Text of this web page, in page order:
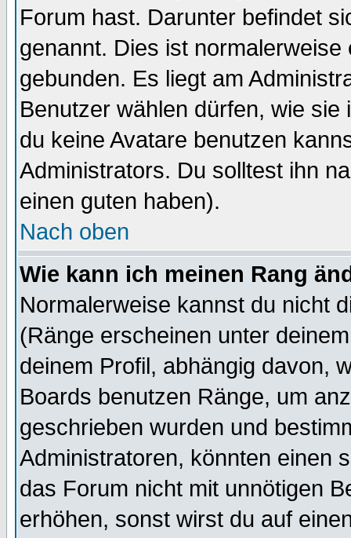
Forum hast. Darunter befindet
genannt. Dies ist
gebunden. Es liegt am
Benutzer wählen dürfen, wie
du keine Avatare benutzen
Administrators. Du solltest ihn
einen guten haben).
Nach oben
Wie kann ich meinen Rang
Normalerweise kannst du nicht
(Ränge erscheinen unter
deinem Profil, abhängig davon,
Boards benutzen Ränge, um
geschrieben wurden und
Administratoren, könnten einen
das Forum nicht mit unnötigen
erhöhen, sonst wirst du auf